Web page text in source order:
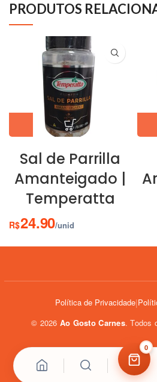
PRODUTOS
Sal de Parrilla
Amanteigado |
Temperatta
R$24.90/unid
Política de Privacidade|
© 2026 Ao Gosto Carnes. Todos
0